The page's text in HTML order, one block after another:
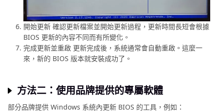
開始更新 確認更新檔案並開始更新過程，更新時間長短會根據
BIOS 更新的內容不同而有所變化。
完成更新並重啟 更新完成後，系統通常會自動重啟。這麼一
來，新的 BIOS 版本就安裝成功了。
方法二：使用品牌提供的專屬軟體
部分品牌提供 Windows 系統內更新 BIOS 的工具，例如：